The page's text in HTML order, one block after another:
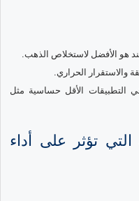
هو الأفضل لاستخلاص الذهب.
والاستقرار الحراري.
التطبيقات الأقل حساسية مثل
التي تؤثر على أداء